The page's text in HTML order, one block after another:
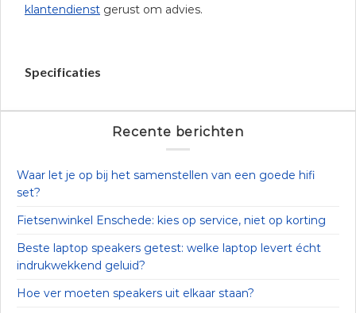
klantendienst gerust om advies.
Specificaties
Recente berichten
Waar let je op bij het samenstellen van een goede hifi
set?
Fietsenwinkel Enschede: kies op service, niet op korting
Beste laptop speakers getest: welke laptop levert écht
indrukwekkend geluid?
Hoe ver moeten speakers uit elkaar staan?